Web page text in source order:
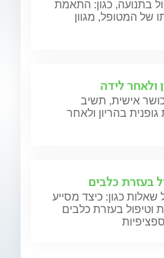
בתנועה, כגון: התאמת
של המטופל, מגוון
ולאחר לידה
אישית, תשיב
בהריון ולאחר
בעזרת כלבים
שאלות כגון: כיצד מסייע
וטיפול בעזרת כלבים